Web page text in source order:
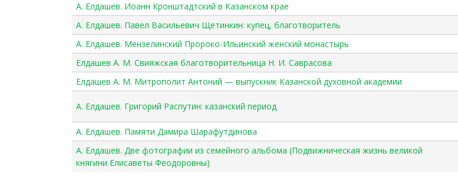
А. Елдашев. Иоанн Кронштадтский в Казанском крае
А. Елдашев. Павел Васильевич Щетинкин: купец, благотворитель
А. Елдашев. Мензелинский Пророко-Ильинский женский монастырь
Елдашев А. М. Свияжская благотворительница Н. И. Саврасова
Елдашев А. М. Митрополит Антоний — выпускник Казанской духовной академии
А. Елдашев. Григорий Распутин: казанский период
А. Елдашев. Памяти Дамира Шарафутдинова
А. Елдашев. Две фотографии из семейного альбома (Подвижническая жизнь великой
княгини Елисаветы Феодоровны)